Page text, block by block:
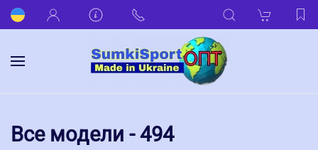
Все модели - 494